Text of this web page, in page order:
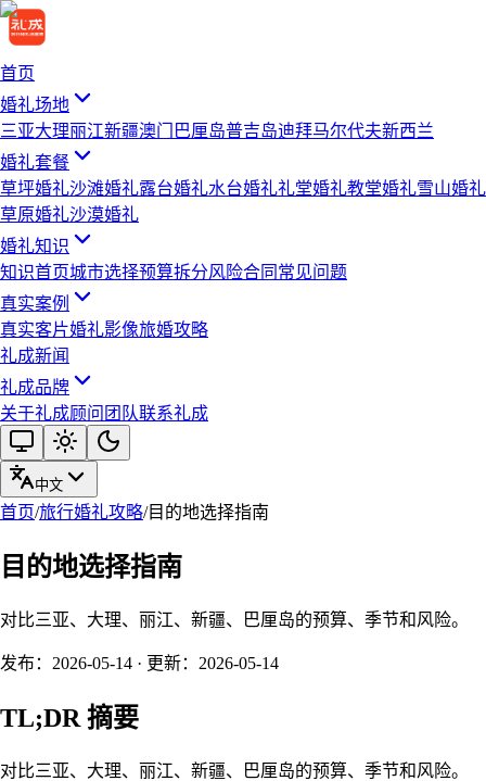
首页
婚礼场地
三亚大理丽江新疆澳门 巴厘岛普吉岛迪拜马尔代夫新西兰
婚礼套餐
草坪婚礼沙滩婚礼露台婚礼水台婚礼礼堂婚礼教堂婚礼雪山婚礼
草原婚礼沙漠婚礼
婚礼知识
知识首页城市选择预算拆分风险合同 常见问题
真实案例
真实客片婚礼影像旅婚攻略
礼成新闻
礼成品牌
关于礼成顾问团队联系礼成
中文
首页/旅行婚礼攻略/目的地选择指南
目的地选择指南
对比三亚、大理、丽江、新疆、巴厘岛的预算、季节和风险。
发布： 2026-05-14 · 更新： 2026-05-14
TL;DR 摘要
对比三亚、大理、丽江、新疆、巴厘岛的预算、季节和风险。